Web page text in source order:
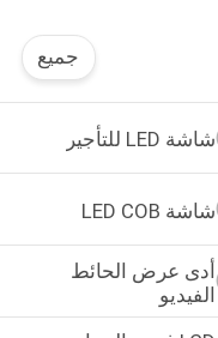
جميع
شاشة LED للتأجير
شاشة LED COB
أدى عرض الحائط
الفيديو